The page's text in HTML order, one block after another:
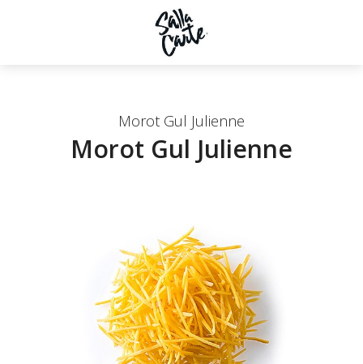
Morot Gul Julienne
Morot Gul Julienne